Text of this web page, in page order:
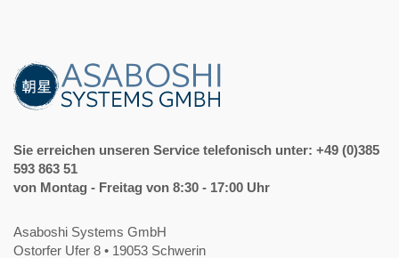
Sie erreichen unseren Service telefonisch unter: +49 (0)385
593 863 51
von Montag - Freitag von 8:30 - 17:00 Uhr
Asaboshi Systems GmbH
Ostorfer Ufer 8 • 19053 Schwerin